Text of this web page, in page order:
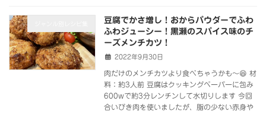
豆腐でかさ増し！おからパウダーでふわ
ふわジューシー！黒瀬のスパイス味のチ
ーズメンチカツ！
2022年9月30日
肉だけのメンチカツより食べちゃうかも～😆 材
料：約3人前 豆腐はクッキングペーパーに包み
600wで約3分レンチンして水切りします 今回
合いびき肉を使いましたが、脂の少ない赤身や